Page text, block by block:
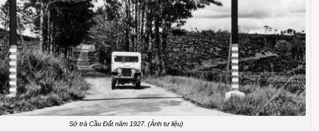
Sở trà Cầu Đất năm 1927. (Ảnh tư liệu)